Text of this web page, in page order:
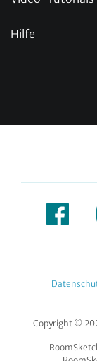
Hilfe
Copyright ©